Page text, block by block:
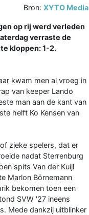
Bron:XYTO Media
op rij werd verleden
verraste de
kloppen: 1-2.
kwam men al vroeg in
van keeper Lando
man aan de kant van
helft Ko Kensen van
zieke spelers, dat er
nadat Sterrenburg
spits Van der Kuijl
Marlon Börnemann
bekomen toen een
SVW '27 ineens
Mede dankzij uitblinker